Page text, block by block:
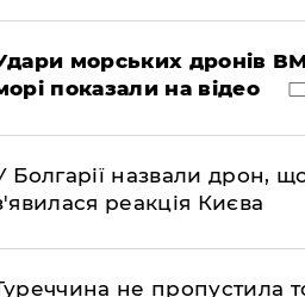
морських дронів
показали на відео
Болгарії назвали дрон,
реакція Києва
не пропустила